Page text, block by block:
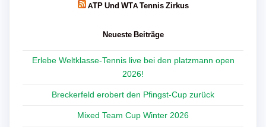
ATP Und WTA Tennis Zirkus
Neueste Beiträge
Erlebe Weltklasse-Tennis live bei den platzmann open
2026!
Breckerfeld erobert den Pfingst-Cup zurück
Mixed Team Cup Winter 2026